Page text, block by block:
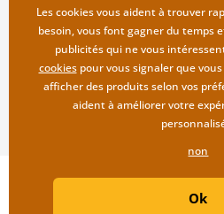
Modes de livraison et de
paiement
Retour des produits
Copyright ©2019
|
Les cookies vous aident à trouver
besoin, vous font gagner du temps
publicités qui ne vous
cookiespour vous signaler que
afficher des produits selon vos
aident à améliorer votre
non
Ok